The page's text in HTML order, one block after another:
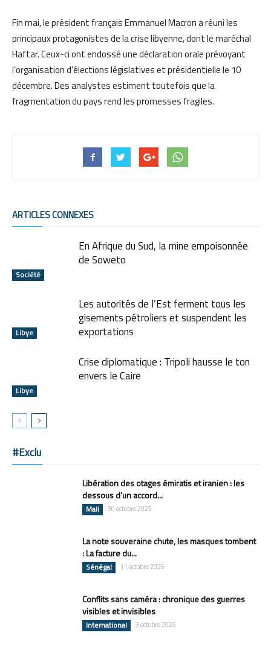
Fin mai, le président français Emmanuel Macron a réuni les
principaux protagonistes de la crise libyenne, dont le maréchal
Haftar. Ceux-ci ont endossé une déclaration orale prévoyant
l’organisation d’élections législatives et présidentielle le 10
décembre. Des analystes estiment toutefois que la
fragmentation du pays rend les promesses fragiles.
ARTICLES CONNEXES
Société
En Afrique du Sud, la mine empoisonnée
de Soweto
Libye
Les autorités de l’Est ferment tous les
gisements pétroliers et suspendent les
exportations
Libye
Crise diplomatique : Tripoli hausse le ton
envers le Caire
#Exclu
Libération des otages émiratis et iranien : les
dessous d’un accord...
Mali 30 octobre 2025
La note souveraine chute, les masques tombent
: La facture du...
Sénégal 11 octobre 2025
Conflits sans caméra : chronique des guerres
visibles et invisibles
International 3 octobre 2025